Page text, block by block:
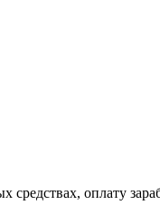
средствах, оплату